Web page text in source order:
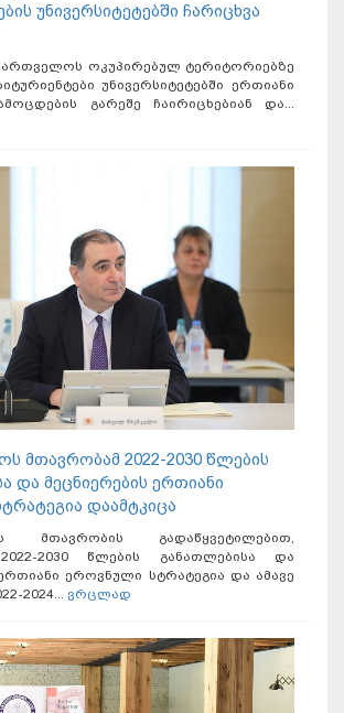
უნივერსიტეტებში ჩარიცხვა
ოკუპირებულ ტერიტორიებზე
უნივერსიტეტებში ერთიანი
გარეშე ჩაირიცხებიან და...
მთავრობამ 2022-2030 წლების
და მეცნიერების ერთიანი
დაამტკიცა
მთავრობის გადაწყვეტილებით,
2030 წლების განათლებისა და
ეროვნული სტრატეგია და ამავე
2024... ვრცლად